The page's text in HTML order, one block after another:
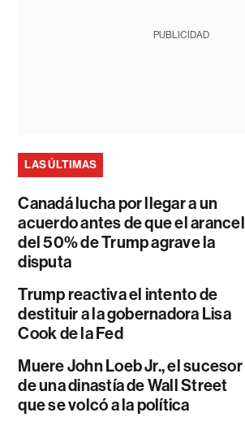
PUBLICIDAD
LAS ÚLTIMAS
Canadá lucha por llegar a un
acuerdo antes de que el arancel
del 50% de Trump agrave la
disputa
Trump reactiva el intento de
destituir a la gobernadora Lisa
Cook de la Fed
Muere John Loeb Jr., el sucesor
de una dinastía de Wall Street
que se volcó a la política